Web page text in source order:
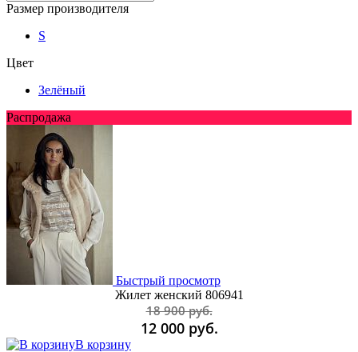
Размер производителя
S
Цвет
Зелёный
Распродажа
Быстрый просмотр
Жилет женский 806941
18 900 руб.
12 000 руб.
В корзину